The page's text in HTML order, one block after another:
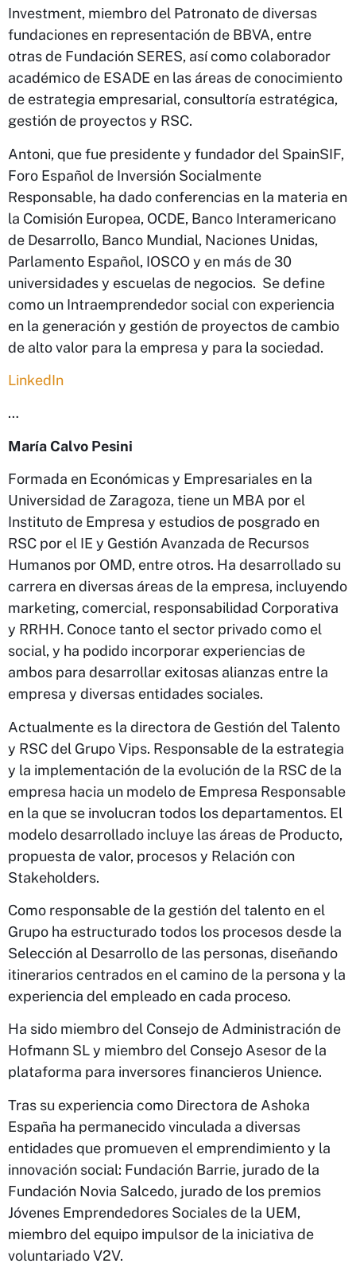
Investment, miembro del Patronato de diversas
fundaciones en representación de BBVA, entre
otras de Fundación SERES, así como colaborador
académico de ESADE en las áreas de conocimiento
de estrategia empresarial, consultoría estratégica,
gestión de proyectos y RSC.
Antoni, que fue presidente y fundador del SpainSIF,
Foro Español de Inversión Socialmente
Responsable, ha dado conferencias en la materia en
la Comisión Europea, OCDE, Banco Interamericano
de Desarrollo, Banco Mundial, Naciones Unidas,
Parlamento Español, IOSCO y en más de 30
universidades y escuelas de negocios. Se define
como un Intraemprendedor social con experiencia
en la generación y gestión de proyectos de cambio
de alto valor para la empresa y para la sociedad.
LinkedIn
…
María Calvo Pesini
Formada en Económicas y Empresariales en la
Universidad de Zaragoza, tiene un MBA por el
Instituto de Empresa y estudios de posgrado en
RSC por el IE y Gestión Avanzada de Recursos
Humanos por OMD, entre otros. Ha desarrollado su
carrera en diversas áreas de la empresa, incluyendo
marketing, comercial, responsabilidad Corporativa
y RRHH. Conoce tanto el sector privado como el
social, y ha podido incorporar experiencias de
ambos para desarrollar exitosas alianzas entre la
empresa y diversas entidades sociales.
Actualmente es la directora de Gestión del Talento
y RSC del Grupo Vips. Responsable de la estrategia
y la implementación de la evolución de la RSC de la
empresa hacia un modelo de Empresa Responsable
en la que se involucran todos los departamentos. El
modelo desarrollado incluye las áreas de Producto,
propuesta de valor, procesos y Relación con
Stakeholders.
Como responsable de la gestión del talento en el
Grupo ha estructurado todos los procesos desde la
Selección al Desarrollo de las personas, diseñando
itinerarios centrados en el camino de la persona y la
experiencia del empleado en cada proceso.
Ha sido miembro del Consejo de Administración de
Hofmann SL y miembro del Consejo Asesor de la
plataforma para inversores financieros Unience.
Tras su experiencia como Directora de Ashoka
España ha permanecido vinculada a diversas
entidades que promueven el emprendimiento y la
innovación social: Fundación Barrie, jurado de la
Fundación Novia Salcedo, jurado de los premios
Jóvenes Emprendedores Sociales de la UEM,
miembro del equipo impulsor de la iniciativa de
voluntariado V2V.